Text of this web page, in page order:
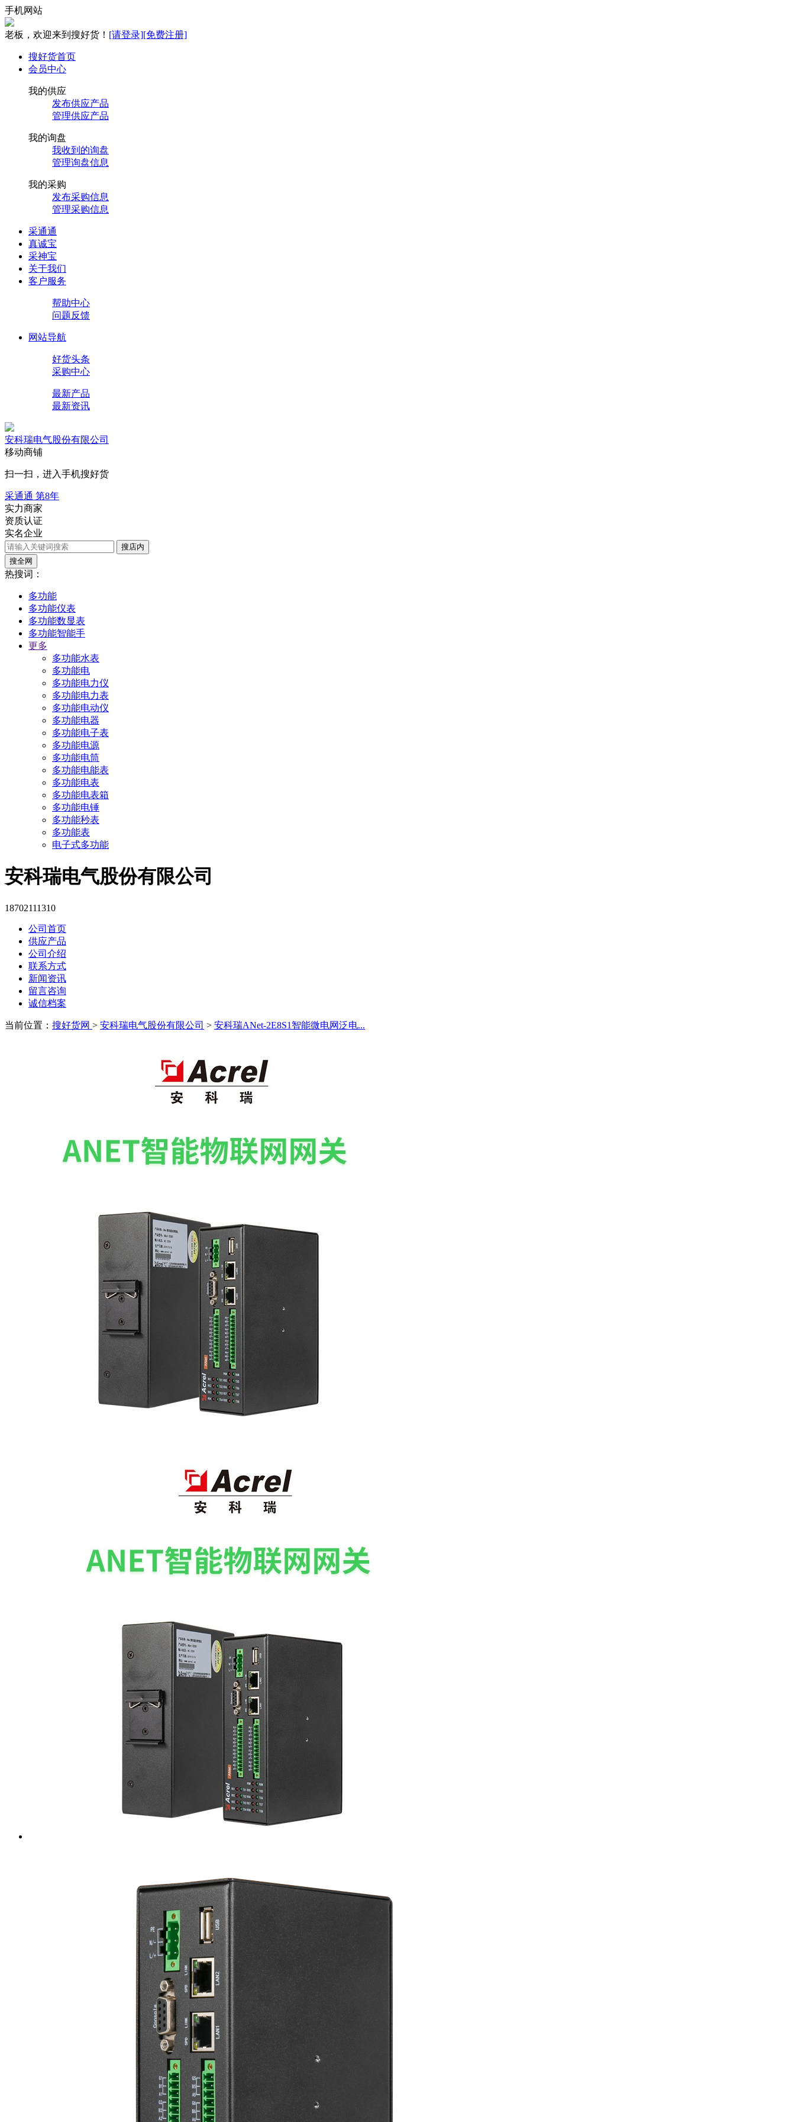
手机网站
老板，欢迎来到搜好货！ [请登录][免费注册]
搜好货首页
会员中心
我的供应
发布供应产品
管理供应产品
我的询盘
我收到的询盘
管理询盘信息
我的采购
发布采购信息
管理采购信息
采通通
真诚宝
采神宝
关于我们
客户服务
帮助中心
问题反馈
网站导航
好货头条
采购中心
最新产品
最新资讯
安科瑞电气股份有限公司
移动商铺
扫一扫，进入手机搜好货
采通通 第8年
实力商家
资质认证
实名企业
搜店内
搜全网
热搜词：
多功能
多功能仪表
多功能数显表
多功能智能手
更多
多功能水表
多功能电
多功能电力仪
多功能电力表
多功能电动仪
多功能电器
多功能电子表
多功能电源
多功能电筒
多功能电能表
多功能电表
多功能电表箱
多功能电锤
多功能秒表
多功能表
电子式多功能
安科瑞电气股份有限公司
18702111310
公司首页
供应产品
公司介绍
联系方式
新闻资讯
留言咨询
诚信档案
当前位置： 搜好货网 > 安科瑞电气股份有限公司 > 安科瑞ANet-2E8S1智能微电网泛电...